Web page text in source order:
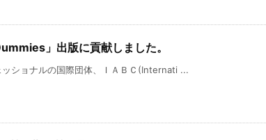
」出版に貢献しました。
ショナルの国際団体、ＩＡＢＣ(Internati ...